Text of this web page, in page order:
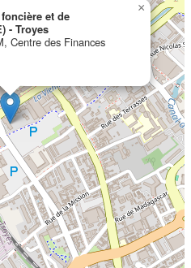
et de
- Troyes
Centre des Finances
×